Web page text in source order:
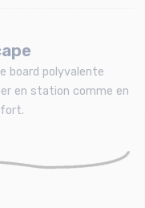
board polyvalente
en station comme en